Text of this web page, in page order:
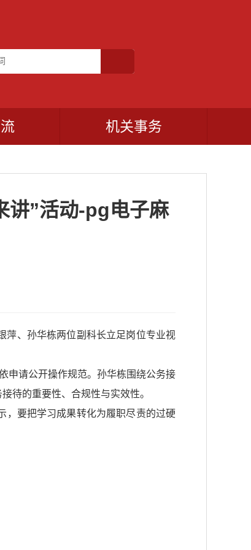
机关事务
讲”活动-pg电子麻
萍、孙华栋两位副科长立足岗位专业视
申请公开操作规范。孙华栋围绕公务接
待的重要性、合规性与实效性。
，要把学习成果转化为履职尽责的过硬